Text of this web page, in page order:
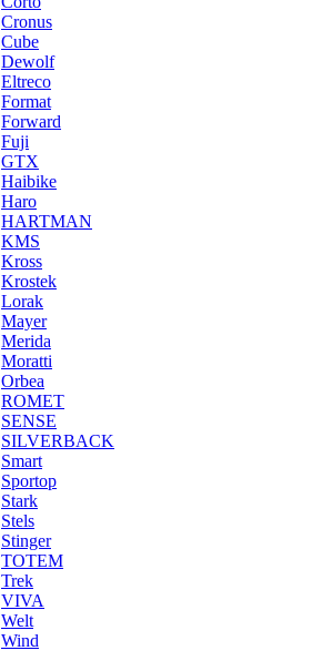
Cronus
Cube
Dewolf
Eltreco
Format
Forward
Fuji
GTX
Haibike
Haro
HARTMAN
KMS
Kross
Krostek
Lorak
Mayer
Merida
Moratti
Orbea
ROMET
SENSE
SILVERBACK
Smart
Sportop
Stark
Stels
Stinger
TOTEM
Trek
VIVA
Welt
Wind